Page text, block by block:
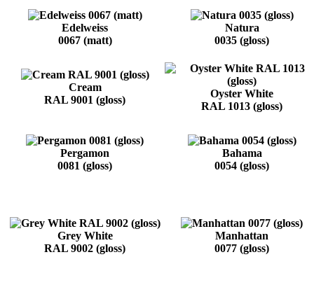
Edelweiss
0067 (matt)
Natura
0035 (gloss)
Cream
RAL 9001 (gloss)
Oyster White
RAL 1013 (gloss)
Pergamon
0081 (gloss)
Bahama
0054 (gloss)
Grey White
RAL 9002 (gloss)
Manhattan
0077 (gloss)